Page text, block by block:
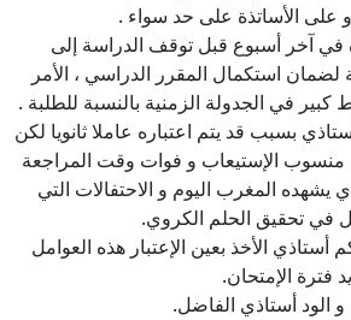
على الأساتذة على حد سواء .
في آخر أسبوع قبل توقف الدراسة إلى
استكمال المقرر الدراسي ، الأمر
في الجدولة الزمنية بالنسبة للطلبة .
بسبب قد يتم اعتباره عاملا ثانويا لكن
منسوب الإستيعاب و فوات وقت المراجعة
يشهده المغرب اليوم و الاحتفالات التي
في تحقيق الحلم الكروي.
الأخذ بعين الإعتبار هذه العوامل
فترة الإمتحان.
و الود أستاذي الفاضل.